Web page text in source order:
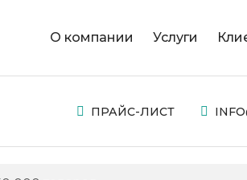
О компании Услуги
ПРАЙС-ЛИСТ